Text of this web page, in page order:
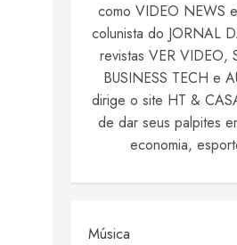
como VIDEO NEWS
colunista do JORNAL
revistas VER VIDEO,
BUSINESS TECH e
dirige o site HT &
de dar seus palpites
economia,
Música